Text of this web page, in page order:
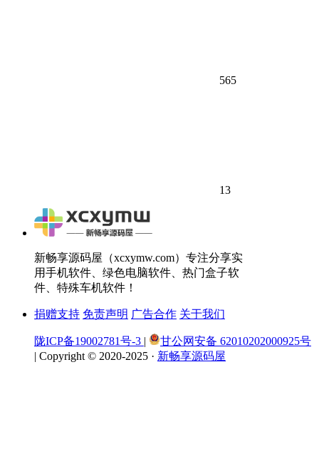
565
13
新畅享源码屋（xcxymw.com）专注分享实
用手机软件、绿色电脑软件、热门盒子软
件、特殊车机软件！
捐赠支持 免责声明 广告合作 关于我们
陇ICP备19002781号-3 |
甘公网安备 62010202000925号
| Copyright © 2020-2025 · 新畅享源码屋